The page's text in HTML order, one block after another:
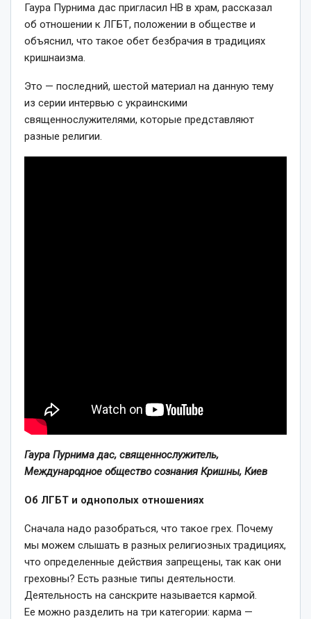
Гаура Пурнима дас пригласил НВ в храм, рассказал
об отношении к ЛГБТ, положении в обществе и
объяснил, что такое обет безбрачия в традициях
кришнаизма.
Это — последний, шестой материал на данную тему
из серии интервью с украинскими
священнослужителями, которые представляют
разные религии.
Гаура Пурнима дас, священнослужитель,
Международное общество сознания Кришны, Киев
Об ЛГБТ и однополых отношениях
Сначала надо разобраться, что такое грех. Почему
мы можем слышать в разных религиозных традициях,
что определенные действия запрещены, так как они
греховны? Есть разные типы деятельности.
Деятельность на санскрите называется кармой.
Ее можно разделить на три категории: карма —